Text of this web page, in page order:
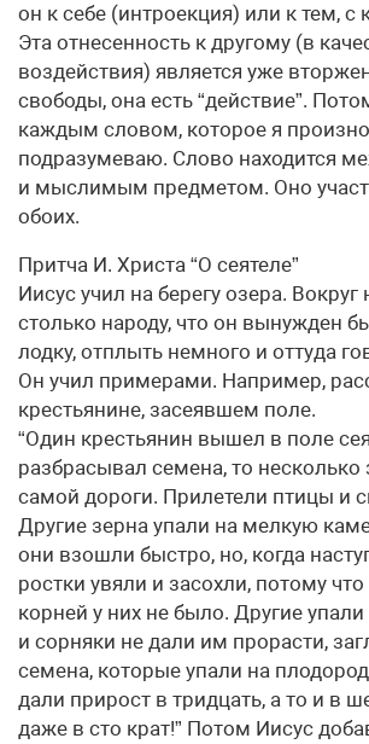
он к себе (интроекция) или к тем, с
Эта отнесенность к другому (в
воздействия) является уже
свободы, она есть “действие”.
каждым словом, которое я
подразумеваю. Слово находится
и мыслимым предметом. Оно
обоих.
Притча И. Христа “О сеятеле”
Иисус учил на берегу озера. Вокруг
столько народу, что он вынужден
лодку, отплыть немного и оттуда
Он учил примерами. Например,
крестьянине, засеявшем поле.
“Один крестьянин вышел в поле
разбрасывал семена, то несколько
самой дороги. Прилетели птицы и
Другие зерна упали на мелкую
они взошли быстро, но, когда
ростки увяли и засохли, потому что
корней у них не было. Другие
и сорняки не дали им прорасти,
семена, которые упали на
дали прирост в тридцать, а то и в
даже в сто крат!” Потом Иисус